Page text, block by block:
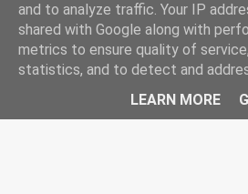
Con la tecnología
Rockgle.es 2010-
and to analyze traffic. Your IP
shared with Google along with
metrics to ensure quality of
statistics, and to detect and
LEARN MORE